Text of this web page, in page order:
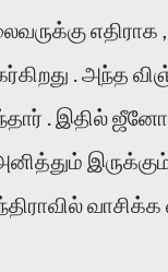
. அந்த
. இதில் ஜீனோ
வாசிக்க